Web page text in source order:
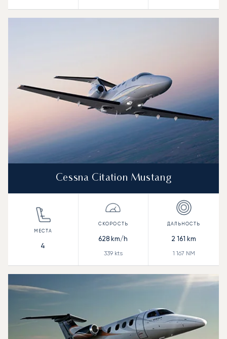
Cessna Citation Mustang
4
628 km/h
339kts
2 161 km
1 167 NM